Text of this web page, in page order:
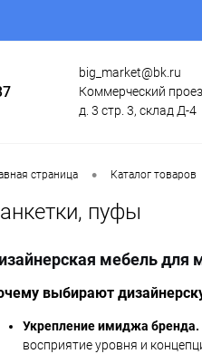
big_market@bk.ru
Коммерческий
д. 3 стр. 3, склад Д-4
страница • Каталог товаров
пуфы
мебель для
выбирают
Укрепление имиджа бренда.
восприятие уровня и